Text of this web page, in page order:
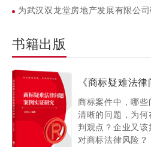
为中国太平洋财产保险股份有限
为深圳市招商平安资产管理有限
提供法律服务
为华泰证券股份有限公司湖北分
律服务
为湖北金标通用轧辊有限公司与
追偿权纠纷提供法律服务
为湖北建新建设工程有限公司与
为武汉双龙堂房地产发展有限公
书籍出版
《商标疑难法
商标案件中，哪些
清晰的问题，为
判观点？企业又
对商标法律风险？